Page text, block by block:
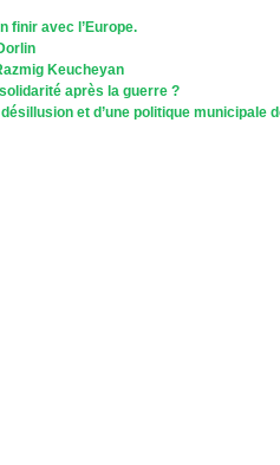
finir avec l’Europe.
Keucheyan
après la guerre ?
et d’une politique municipale